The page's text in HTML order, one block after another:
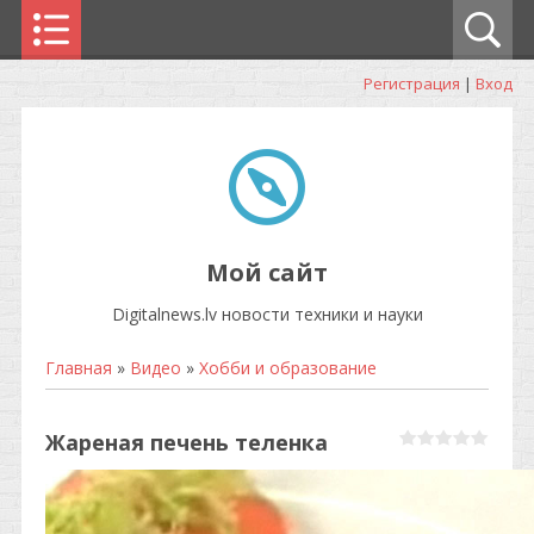
Регистрация | Вход
Мой сайт
Digitalnews.lv новости техники и науки
Главная » Видео » Хобби и образование
Жареная печень теленка